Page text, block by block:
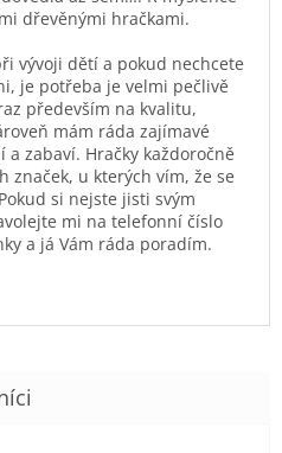
dřevěnými hračkami.
vývoji dětí a pokud nechcete
je potřeba je velmi pečlivě
především na kvalitu,
mám ráda zajímavé
zabaví. Hračky každoročně
značek, u kterých vím, že se
si nejste jisti svým
mi na telefonní číslo
a já Vám ráda poradím.